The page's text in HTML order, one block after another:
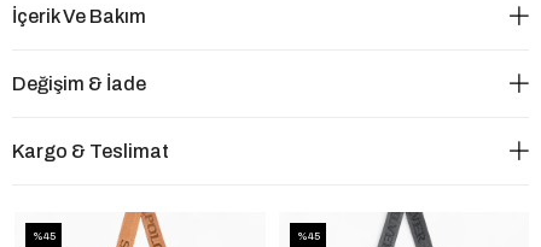
İçerik Ve Bakım
Değişim & İade
Kargo & Teslimat
%45 %45